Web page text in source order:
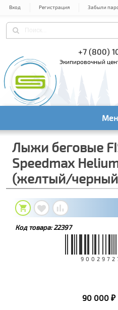
Вход Регистрация Забыли
+7 (800)
экипировочный
Лыжи беговые
Speedmax
(желтый/
Код товара:22397
90 000 ₽